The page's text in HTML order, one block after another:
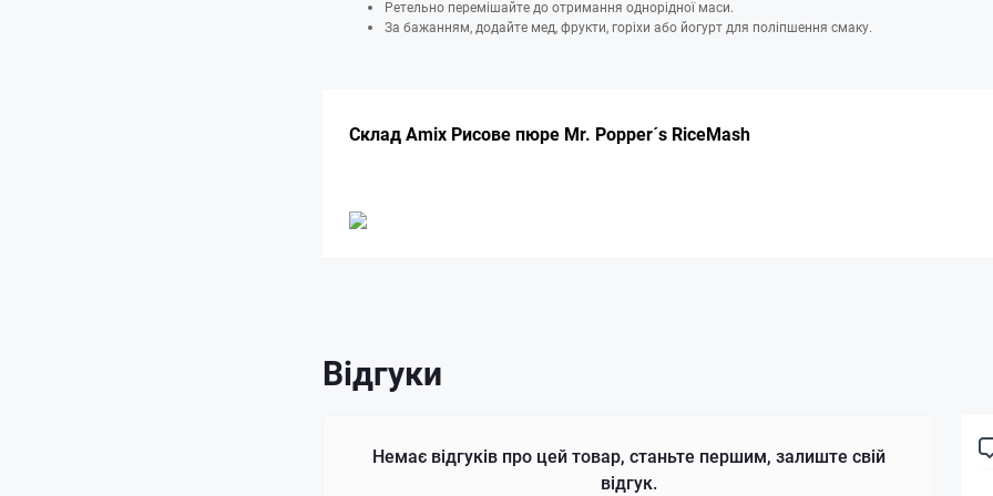
Ретельно перемішайте до отримання однорідної маси.
За бажанням, додайте мед, фрукти, горіхи або йогурт для поліпшення смаку.
Склад Amix Рисове пюре Mr. Popper´s RiceMash
Відгуки
Немає відгуків про цей товар, станьте першим, залиште свій
відгук.